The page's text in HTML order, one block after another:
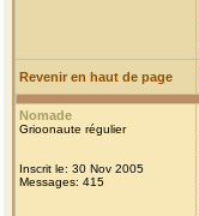
Revenir en haut de page
Nomade
Grioonaute régulier
Inscrit le: 30 Nov 2005
Messages: 415